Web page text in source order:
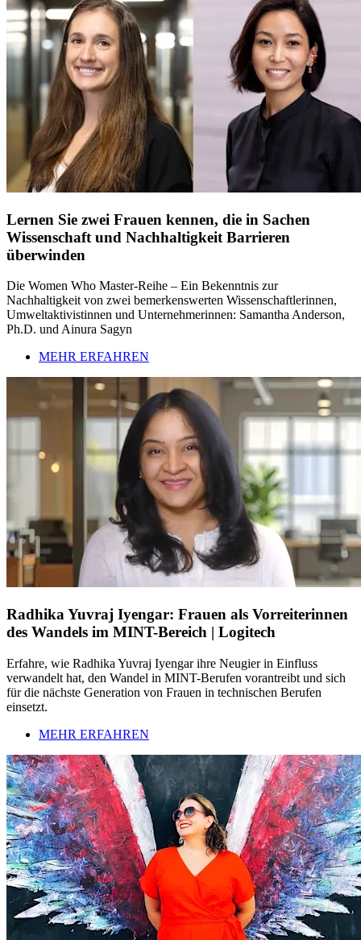
Lernen Sie zwei Frauen kennen, die in Sachen
Wissenschaft und Nachhaltigkeit Barrieren
überwinden
Die Women Who Master-Reihe – Ein Bekenntnis zur
Nachhaltigkeit von zwei bemerkenswerten Wissenschaftlerinnen,
Umweltaktivistinnen und Unternehmerinnen: Samantha Anderson,
Ph.D. und Ainura Sagyn
MEHR ERFAHREN
Radhika Yuvraj Iyengar: Frauen als Vorreiterinnen
des Wandels im MINT-Bereich | Logitech
Erfahre, wie Radhika Yuvraj Iyengar ihre Neugier in Einfluss
verwandelt hat, den Wandel in MINT-Berufen vorantreibt und sich
für die nächste Generation von Frauen in technischen Berufen
einsetzt.
MEHR ERFAHREN